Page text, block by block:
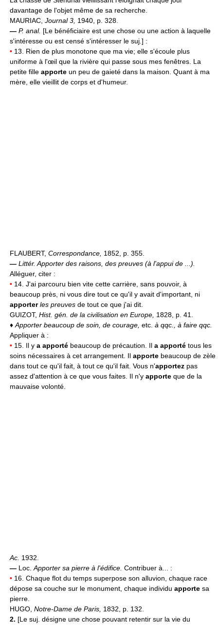
davantage de l'objet même de sa recherche.
MAURIAC, Journal 3, 1940, p. 328.
— P. anal. [Le bénéficiaire est une chose ou une action à laquelle
s'intéresse ou est censé s'intéresser le suj.] :
• 13. Rien de plus monotone que ma vie; elle s'écoule plus
uniforme à l'œil que la rivière qui passe sous mes fenêtres. La
petite fille apporte un peu de gaieté dans la maison. Quant à ma
mère, elle vieillit de corps et d'humeur.
FLAUBERT, Correspondance, 1852, p. 355.
— Littér.Apporter des raisons, des preuves (à l'appui de ...).
Alléguer, citer :
• 14. J'ai parcouru bien vite cette carrière, sans pouvoir, à
beaucoup près, ni vous dire tout ce qu'il y avait d'important, ni
apporterles preuves de tout ce que j'ai dit.
GUIZOT, Hist. gén. de la civilisation en Europe, 1828, p. 41.
♦Apporter beaucoup de soin, de courage, etc. à qqc., à faire qqc.
Appliquer à :
• 15. Il y a apporté beaucoup de précaution. Il a apporté tous les
soins nécessaires à cet arrangement. Il apporte beaucoup de zèle
dans tout ce qu'il fait, à tout ce qu'il fait. Vous n'apportez pas
assez d'attention à ce que vous faites. Il n'y apporte que de la
mauvaise volonté.
Ac. 1932.
— Loc.Apporter sa pierre à l'édifice. Contribuer à... :
• 16. Chaque flot du temps superpose son alluvion, chaque race
dépose sa couche sur le monument, chaque individu apporte sa
pierre.
HUGO, Notre-Dame de Paris, 1832, p. 132.
2. [Le suj. désigne une chose pouvant retentir sur la vie du